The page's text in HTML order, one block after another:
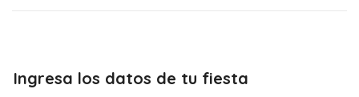
Ingresa los datos de tu fiesta